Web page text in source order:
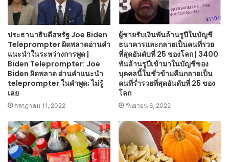
ประธานาธิบดีสหรัฐ Joe Biden
Teleprompter ผิดพลาดอ่านคำ
แนะนำในระหว่างการพูด |
Biden Teleprompter: Joe
Biden ผิดพลาด อ่านคำแนะนำ
teleprompter ในคำพูด; ไม่รู้
เลย
กรกฎาคม 11, 2022
ผู้ชายรับเงินพันล้านรูปีในบัญชี
ธนาคารและกลายเป็นคนที่รวย
ที่สุดอันดับที่ 25 ของโลก | 3400
พันล้านรูปีเข้ามาในบัญชีของ
บุคคลนี้ในชั่วข้ามคืนกลายเป็น
คนที่ร่ำรวยที่สุดอันดับที่ 25 ของ
โลก
กันยายน 6, 2022